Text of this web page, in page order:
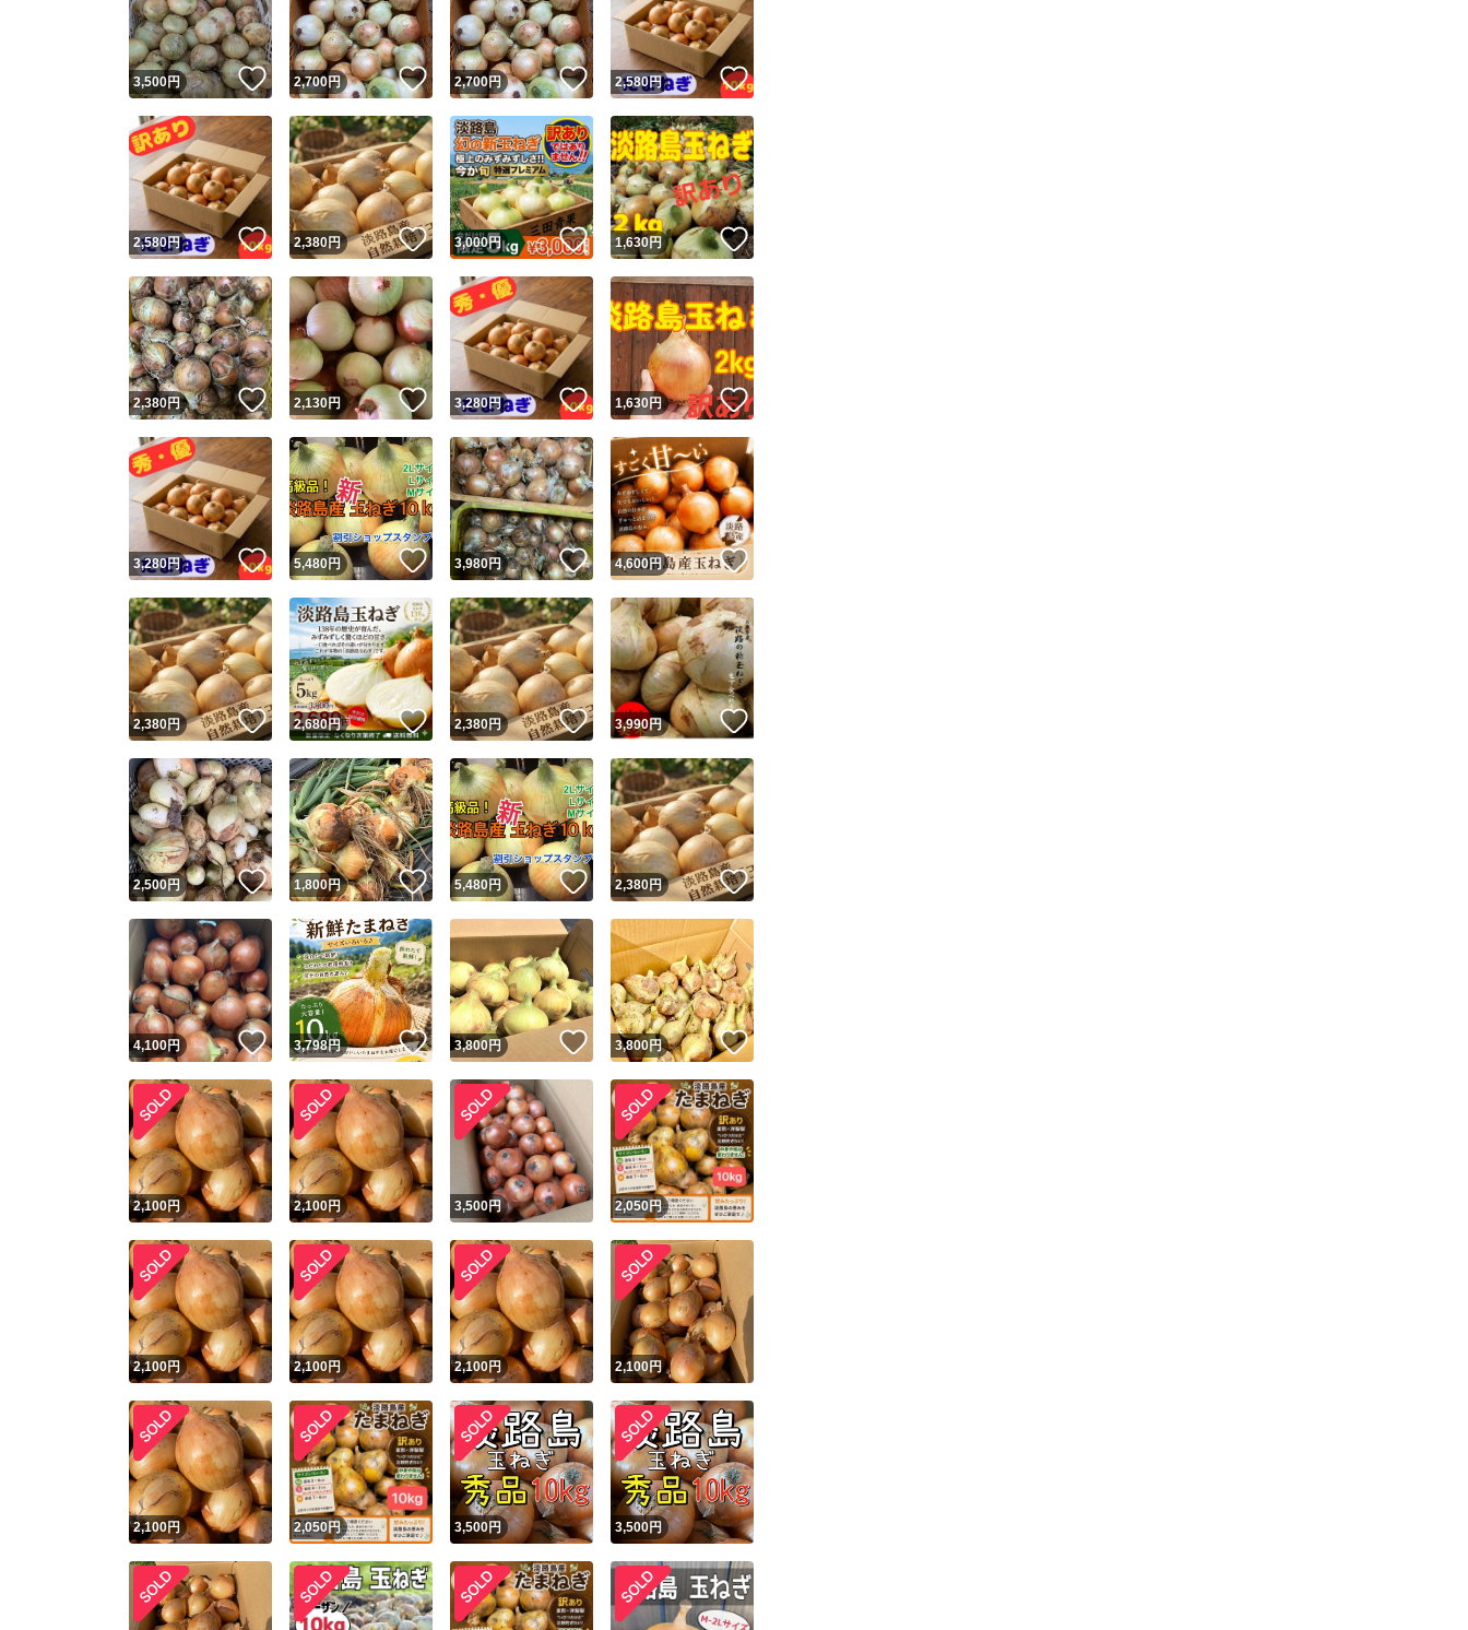
安心取引出品者 Yahoo!フリマの基準をクリアした安心・安全なユーザーです
取引実績
取引実績◯+ このユーザーはYahoo!フリマの取引を完了させた実績があります
他フリマ実績◯+ このユーザーは他フリマサービスでの取引実績があります
スピード&安心発送
※このバッジは実績に基づく表示であり、発送を保証しているものではありません
スピード＆安心発送
このユーザーは高頻度で24時間以内＆設定した発送日数内に発送してい
スピード発送 このユーザーは高頻度で24時間以内に発送しています
安心発送 このユーザーは設定した発送日数内に発送しています
この商品の情報をコピーします
商品画像の無断転載は禁止されています
コピーは1商品につき1回です
出品ページへ
キャンセル
3,500円 いいね！
2,700円 いいね！
2,700円 いいね！
2,580円 いいね！
2,580円 いいね！
2,380円 いいね！
3,000円 いいね！
1,630円 いいね！
2,380円 いいね！
2,130円 いいね！
3,280円 いいね！
1,630円 いいね！
3,280円 いいね！
5,480円 いいね！
3,980円 いいね！
4,600円
2,380円 いいね！
2,680円 いいね！
2,380円 いいね！
3,990円 いいね！
2,500円 いいね！
1,800円 いいね！
5,480円 いいね！
2,380円 いいね！
4,100円 いいね！
3,798円 いいね！
3,800円 いいね！
3,800円 いいね！
2,100円 2,100円 3,500円 2,050円
2,100円 2,100円 2,100円 2,100円
2,100円 2,050円 3,500円 3,500円